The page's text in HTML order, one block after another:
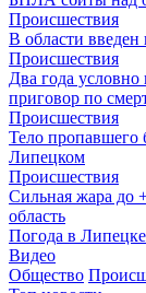
Происшествия
В области
Происшествия
Два года
приговор по
Происшествия
Тело пропавшего
Липецком
Происшествия
Сильная жара до
область
Погода в Липецке
Видео
Общество